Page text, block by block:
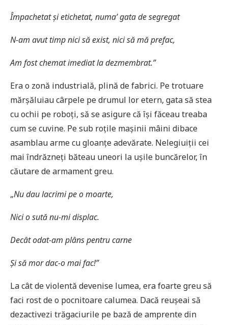
Împachetat și etichetat, numa’ gata de segregat
N-am avut timp nici să exist, nici să mă prefac,
Am fost chemat imediat la dezmembrat.”
Era o zonă industrială, plină de fabrici. Pe trotuare
mărșăluiau cârpele pe drumul lor etern, gata să stea
cu ochii pe roboți, să se asigure că își făceau treaba
cum se cuvine. Pe sub roțile mașinii mâini dibace
asamblau arme cu gloanțe adevărate. Nelegiuiții cei
mai îndrăzneți băteau uneori la ușile buncărelor, în
căutare de armament greu.
„Nu dau lacrimi pe o moarte,
Nici o sută nu-mi displac.
Decât odat-am plâns pentru carne
Și să mor dac-o mai fac!”
La cât de violentă devenise lumea, era foarte greu să
faci rost de o pocnitoare calumea. Dacă reușeai să
dezactivezi trăgaciurile pe bază de amprente din